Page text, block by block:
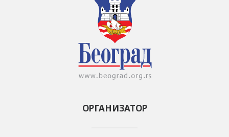
ОРГАНИЗАТОР